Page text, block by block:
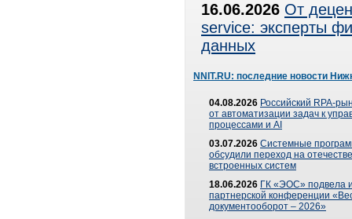
16.06.2026 От
service: эксперты
данных
NNIT.RU: последние новости
04.08.2026 Российский RPA-
от автоматизации задач к
процессами и AI
03.07.2026 Системные
обсудили переход на
встроенных систем
18.06.2026 ГК «ЭОС» подвела
партнерской конференции
документооборот – 2026»